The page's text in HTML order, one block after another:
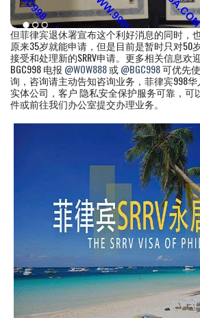
但菲律宾退休署宣布这个利好消息的同时，
原来35岁就能申请，但是目前是暂时只对50
接受和处理新的SRRV申请。更多相关信息欢
BGC998 电报 @WOW888或@BGC998可优先
询，咨询请主动告知咨询业务，菲律宾998华
实体公司，客户 隐私安全保护服务可靠，可
件或前往我们办公室提交办理业务。